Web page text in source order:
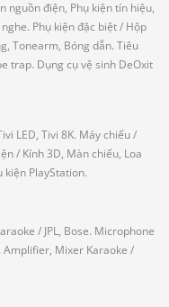
nguồn điện, Phụ kiện tín hiệu,
Phụ kiện đặc biệt/ Hộp
Tonearm, Bóng dẫn. Tiêu
trap. Dụng cụ vệ sinh DeOxit
LED, Tivi 8K. Máy chiếu/
/ Kính 3D, Màn chiếu, Loa
kiện PlayStation.
/ JPL, Bose. Microphone
Amplifier, Mixer Karaoke /